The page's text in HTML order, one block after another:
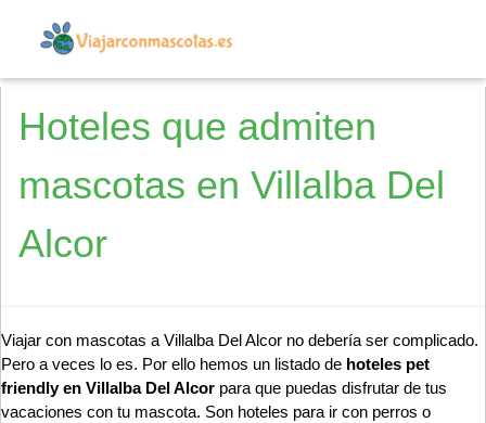
Hoteles que admiten
mascotas en Villalba Del
Alcor
Viajar con mascotas a Villalba Del Alcor no debería ser complicado.
Pero a veces lo es. Por ello hemos un listado de hoteles pet
friendly en Villalba Del Alcor para que puedas disfrutar de tus
vacaciones con tu mascota. Son hoteles para ir con perros o